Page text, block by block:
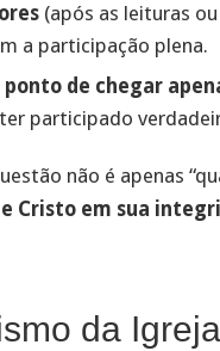
(após as leituras
a participação plena.
de chegar
participado
não é apenas
Cristo em sua
da